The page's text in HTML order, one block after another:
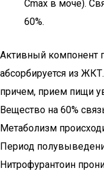
Cmax в моче).
60%.
Активный компонент
абсорбируется из
причем, прием пищи
Вещество на 60%
Метаболизм
Период
Нитрофурантоин